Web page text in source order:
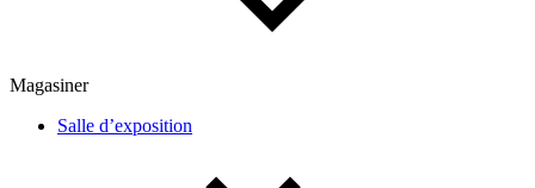
Magasiner
Salle d’exposition